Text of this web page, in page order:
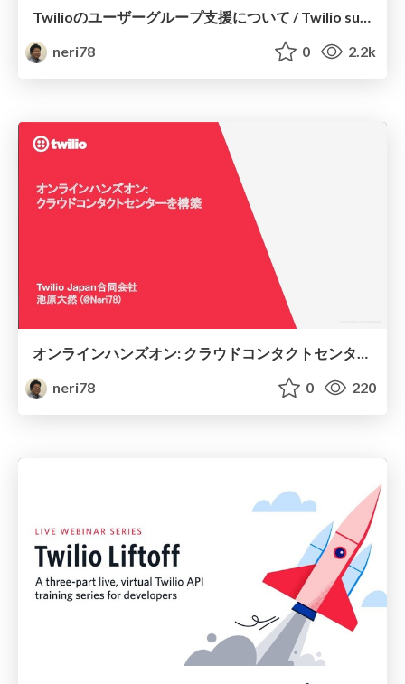
Twilioのユーザーグループ支援について / Twilio supports user groups' activities
neri78
0 2.2k
オンラインハンズオン: クラウドコンタクトセンターを構築 // How to get started with Twilio Flex
neri78
0 220